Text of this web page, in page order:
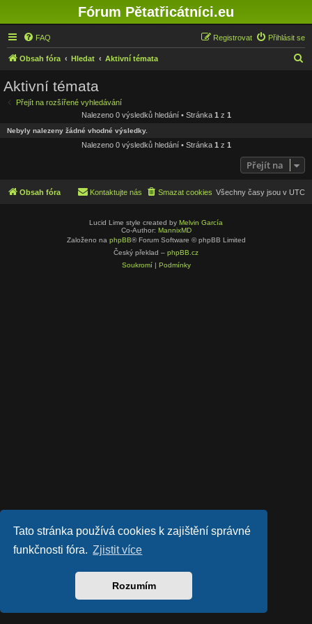
Tato stránka používá cookies k zajištění správné
funkčnosti fóra. Zjistit více
Rozumím
Fórum Pětatřicátníci.eu
FAQ Přihlásit se
Registrovat
Obsah fóra Hledat Aktivní témata
Aktivní témata
Přejít na rozšířené vyhledávání
Nalezeno 0 výsledků hledání • Stránka 1 z 1
Nebyly nalezeny žádné vhodné výsledky.
Nalezeno 0 výsledků hledání • Stránka 1 z 1
Přejít na
Obsah fóra Všechny časy jsou v UTC
Smazat cookies
Kontaktujte nás
Lucid Lime style created by Melvin García
Co-Author: MannixMD
Založeno na phpBB® Forum Software © phpBB Limited
Český překlad – phpBB.cz
Soukromí| Podmínky